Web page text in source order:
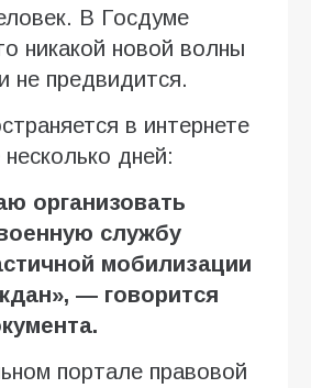
В Госдуме
никакой новой волны
не предвидится.
в интернете
дней:
организовать
службу
мобилизации
— говорится
портале правовой